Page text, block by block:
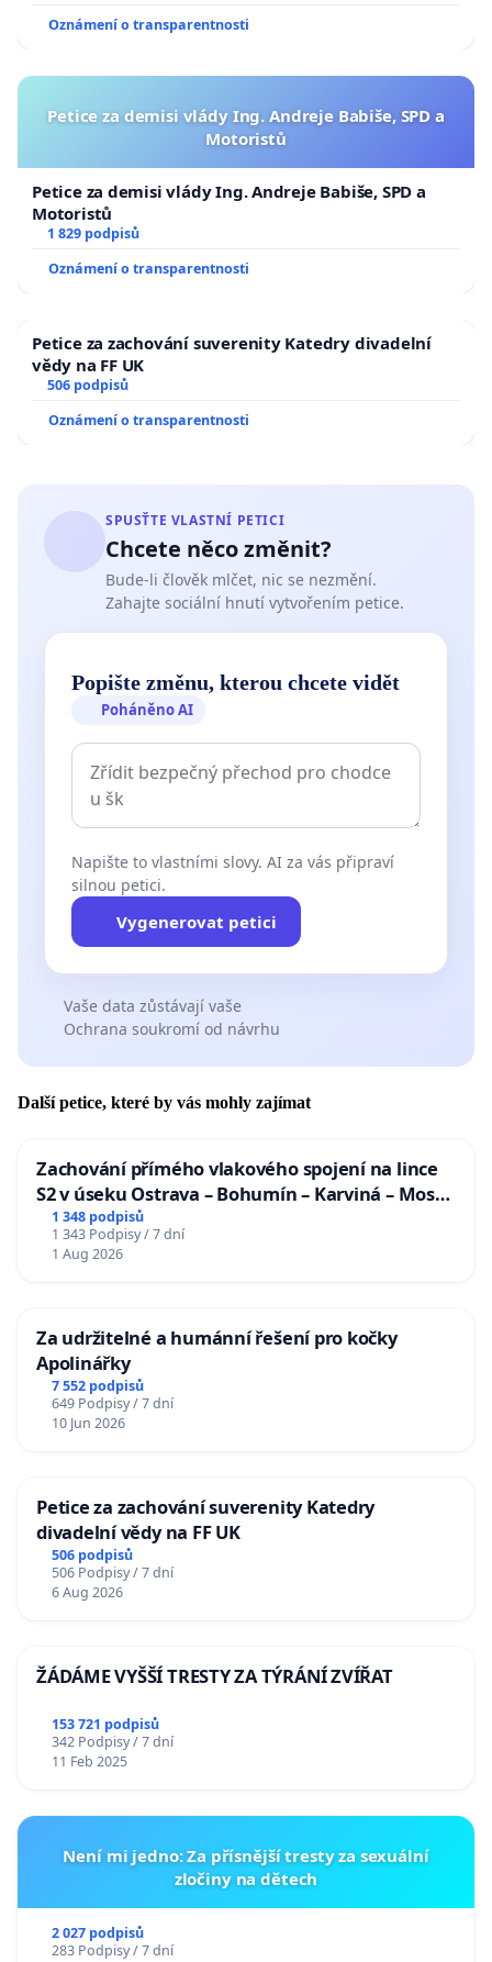
Oznámení o transparentnosti
Petice za demisi vlády Ing. Andreje Babiše, SPD a
Motoristů
Petice za demisi vlády Ing. Andreje Babiše, SPD a
Motoristů
1 829 podpisů
Oznámení o transparentnosti
Petice za zachování suverenity Katedry divadelní
vědy na FF UK
506 podpisů
Oznámení o transparentnosti
SPUSŤTE VLASTNÍ PETICI
Chcete něco změnit?
Bude-li člověk mlčet, nic se nezmění.
Zahajte sociální hnutí vytvořením petice.
Popište změnu, kterou chcete vidět
Poháněno AI
Napište to vlastními slovy. AI za vás připraví
silnou petici.
Vygenerovat petici
Vaše data zůstávají vaše
Ochrana soukromí od návrhu
Další petice, které by vás mohly zajímat
Zachování přímého vlakového spojení na lince
S2 v úseku Ostrava – Bohumín – Karviná – Mosty
u Jablunkova
1 348 podpisů
1 343 Podpisy / 7 dní
1 Aug 2026
Za udržitelné a humánní řešení pro kočky
Apolinářky
7 552 podpisů
649 Podpisy / 7 dní
10 Jun 2026
Petice za zachování suverenity Katedry
divadelní vědy na FF UK
506 podpisů
506 Podpisy / 7 dní
6 Aug 2026
ŽÁDÁME VYŠŠÍ TRESTY ZA TÝRÁNÍ ZVÍŘAT
153 721 podpisů
342 Podpisy / 7 dní
11 Feb 2025
Není mi jedno: Za přísnější tresty za sexuální
zločiny na dětech
2 027 podpisů
283 Podpisy / 7 dní